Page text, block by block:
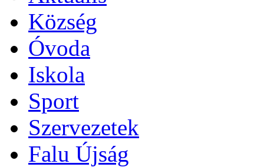
Község
Óvoda
Iskola
Sport
Szervezetek
Falu Újság